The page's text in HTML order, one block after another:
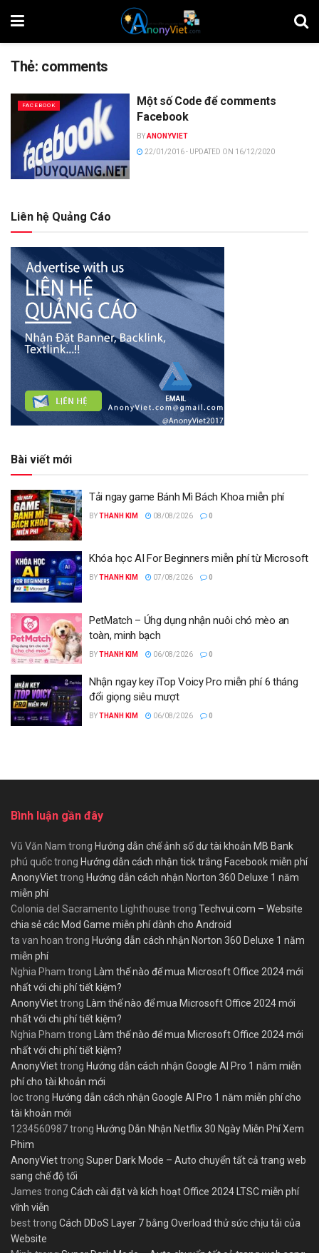
Thẻ: comments
FACEBOOK
Một số Code để comments
Facebook
BYANONYVIET
22/01/2016 - UPDATED ON 16/12/2020
Liên hệ Quảng Cáo
Bài viết mới
Tải ngay game Bánh Mì Bách Khoa miễn phí
BYTHANH KIM 08/08/2026 0
Khóa học AI For Beginners miễn phí từ Microsoft
BYTHANH KIM 07/08/2026 0
PetMatch – Ứng dụng nhận nuôi chó mèo an
toàn, minh bạch
BYTHANH KIM 06/08/2026 0
Nhận ngay key iTop Voicy Pro miễn phí 6 tháng
đổi giọng siêu mượt
BYTHANH KIM 06/08/2026 0
Bình luận gần đây
Vũ Văn Nam trong Hướng dẫn chế ảnh số dư tài khoản MB Bank
phú quốctrong Hướng dẫn cách nhận tick trắng Facebook miễn phí
AnonyViettrong Hướng dẫn cách nhận Norton 360 Deluxe 1 năm
miễn phí
Colonia del Sacramento Lighthouse trong Techvui.com – Website
chia sẻ các Mod Game miễn phí dành cho Android
ta van hoan trong Hướng dẫn cách nhận Norton 360 Deluxe 1 năm
miễn phí
Nghia Pham trong Làm thế nào để mua Microsoft Office 2024 mới
nhất với chi phí tiết kiệm?
AnonyViettrong Làm thế nào để mua Microsoft Office 2024 mới
nhất với chi phí tiết kiệm?
Nghia Pham trong Làm thế nào để mua Microsoft Office 2024 mới
nhất với chi phí tiết kiệm?
AnonyViettrong Hướng dẫn cách nhận Google AI Pro 1 năm miễn
phí cho tài khoản mới
loctrong Hướng dẫn cách nhận Google AI Pro 1 năm miễn phí cho
tài khoản mới
1234560987trong Hướng Dẫn Nhận Netflix 30 Ngày Miễn Phí Xem
Phim
AnonyViettrong Super Dark Mode – Auto chuyển tất cả trang web
sang chế độ tối
James trong Cách cài đặt và kích hoạt Office 2024 LTSC miễn phí
vĩnh viễn
besttrong Cách DDoS Layer 7 bằng Overload thử sức chịu tải của
Website